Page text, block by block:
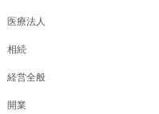
医療法人
相続
経営全般
開業